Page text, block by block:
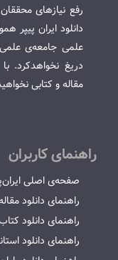
رفع نیازهای
دانلود ایران پیپر
علمی جامعه‌ی
دریغ نخواهدکرد.
مقاله و کتابی
راهنمای کاربران
صفحه‌ی اصلی
راهنمای دانلود
راهنمای دانلود
راهنمای دانلود